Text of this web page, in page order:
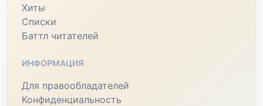
Хиты
Списки
Баттл читателей
ИНФОРМАЦИЯ
Для правообладателей
Конфиденциальность